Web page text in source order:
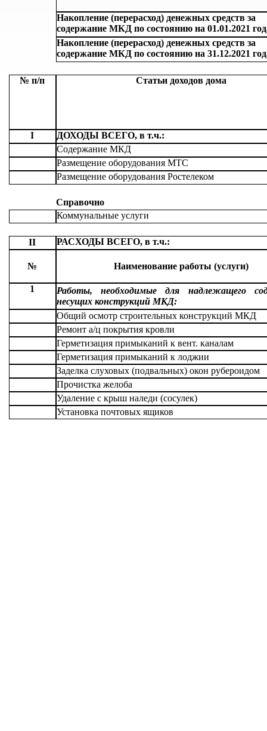
Накопление (перерасход) денежных средств за
содержание МКД по состоянию на 01.01.2021
Накопление (перерасход) денежных средств за
содержание МКД по состоянию на 31.12.2021
№ п/п Статьи доходов дома
I
ДОХОДЫ ВСЕГО, в т.ч.:
Содержание МКД
Размещение оборудования МТС
Размещение оборудования Ростелеком
Справочно
Коммунальные услуги
II РАСХОДЫ ВСЕГО, в т.ч.:
№ Наименование работы (услуги)
1
Работы, необходимые для надлежащего
несущих конструкций МКД:
Общий осмотр строительных конструкций МКД
Ремонт а/ц покрытия кровли
Герметизация примыканий к вент. каналам
Герметизация примыканий к лоджии
Заделка слуховых (подвальных) окон рубероидом
Прочистка желоба
Удаление с крыш наледи (сосулек)
Установка почтовых ящиков